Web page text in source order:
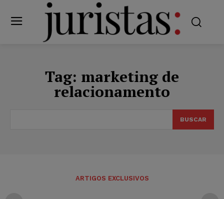
Tag: marketing de
relacionamento
BUSCAR
ARTIGOS EXCLUSIVOS